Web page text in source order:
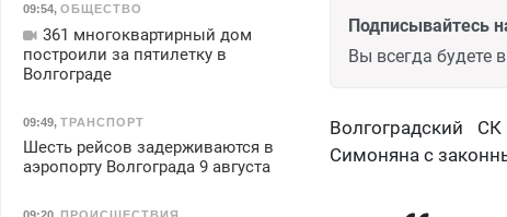
Подписывайтесь
Вы всегда будете
Волгоградский
Симоняна с
09:54, ОБЩЕСТВО
361 многоквартирный дом
построили за пятилетку в
Волгограде
09:49, ТРАНСПОРТ
Шесть рейсов задерживаются в
аэропорту Волгограда 9 августа